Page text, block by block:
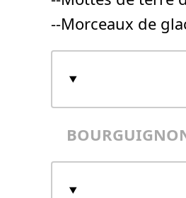
--Morceaux de